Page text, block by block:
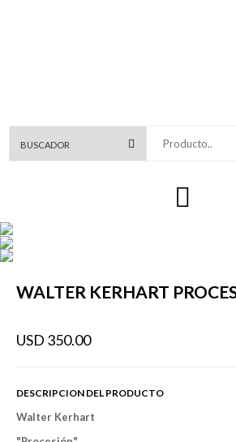
WALTER KERHART
USD 350.00
DESCRIPCION DEL PRODUCTO
Walter Kerhart